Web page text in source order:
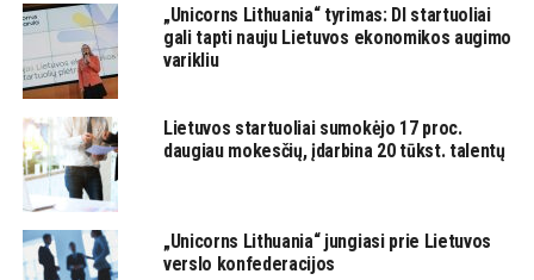
„Unicorns Lithuania“ tyrimas: DI startuoliai
gali tapti nauju Lietuvos ekonomikos augimo
varikliu
Lietuvos startuoliai sumokėjo 17 proc.
daugiau mokesčių, įdarbina 20 tūkst. talentų
„Unicorns Lithuania“ jungiasi prie Lietuvos
verslo konfederacijos